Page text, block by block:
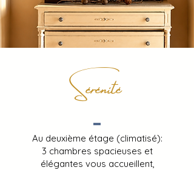
Sérénité
Au deuxième étage (climatisé):
3 chambres spacieuses et
élégantes vous accueillent,